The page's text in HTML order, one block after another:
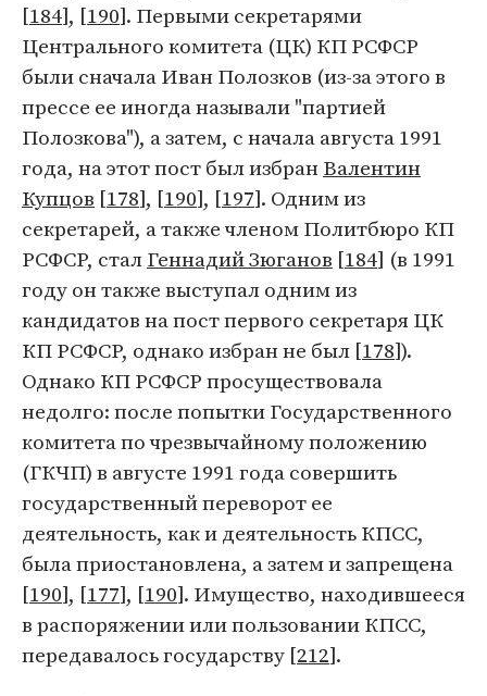
[184], [190]. Первыми секретарями
Центрального комитета (ЦК) КП РСФСР
были сначала Иван Полозков (из-за этого в
прессе ее иногда называли "партией
Полозкова"), а затем, с начала августа 1991
года, на этот пост был избранВалентин
Купцов [178], [190], [197]. Одним из
секретарей, а также членом Политбюро КП
РСФСР, сталГеннадий Зюганов [184] (в 1991
году он также выступал одним из
кандидатов на пост первого секретаря ЦК
КП РСФСР, однако избран не был [178]).
Однако КП РСФСР просуществовала
недолго: после попытки Государственного
комитета по чрезвычайному положению
(ГКЧП) в августе 1991 года совершить
государственный переворот ее
деятельность, как и деятельность КПСС,
была приостановлена, а затем и запрещена
[190], [177], [190]. Имущество, находившееся
в распоряжении или пользовании КПСС,
передавалось государству [212].